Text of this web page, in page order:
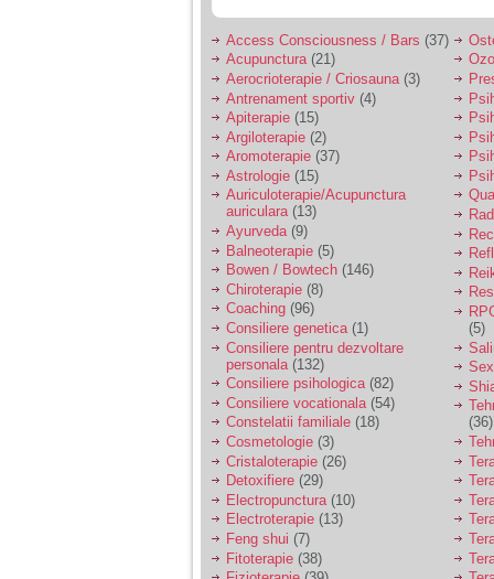
Ma aflu aici pentru ca
vreau sa stiu daca am
nevoie de un psiholog
sau psihiatru.
Sunt casatorita, am
31 de ani si un copil in
varsta de 2 ani care
mi-e lumina ochilor.
De ceva timp simt ca
mi s-a adunat
oboseala, o oboseala
cronica de care nu pot
scapa si simt ca din
cauza ei nu pot
controla nervii si
cateodata are copilul
de suferit.
Am o bariera peste
care nu pot trece:
prietena mea a ramas
insarcinata cu o fata.
Am fost de comun
acord sa facem un
copil, cu gandul ca e
baiat.
Access Consciousness / Bars (37)
Acupunctura(21)
Aerocrioterapie / Criosauna (3)
Antrenament sportiv (4)
Apiterapie (15)
Argiloterapie (2)
Aromoterapie (37)
Astrologie (15)
Auriculoterapie/Acupunctura
auriculara(13)
Ayurveda(9)
Balneoterapie (5)
Bowen / Bowtech (146)
Chiroterapie (8)
Coaching (96)
Consiliere genetica(1)
Consiliere pentru dezvoltare
personala (132)
Consiliere psihologica(82)
Consiliere vocationala (54)
Constelatii familiale (18)
Cosmetologie (3)
Cristaloterapie (26)
Detoxifiere (29)
Electropunctura (10)
Electroterapie (13)
Feng shui (7)
Fitoterapie (38)
(5)
(36)